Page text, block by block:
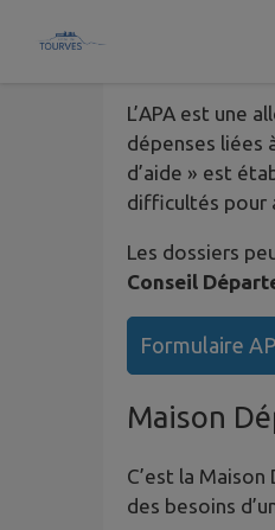
Contenu
L’APA est une
dépenses liées
d’aide » est
difficultés pour
Les dossiers
Conseil
Formulaire
Maison
C’est la
des besoins